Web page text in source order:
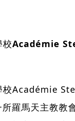
Académie
校Académie
羅馬天主教教